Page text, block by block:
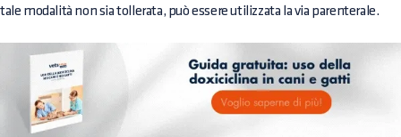
tale modalità non sia tollerata, può essere utilizzata la via parenterale.